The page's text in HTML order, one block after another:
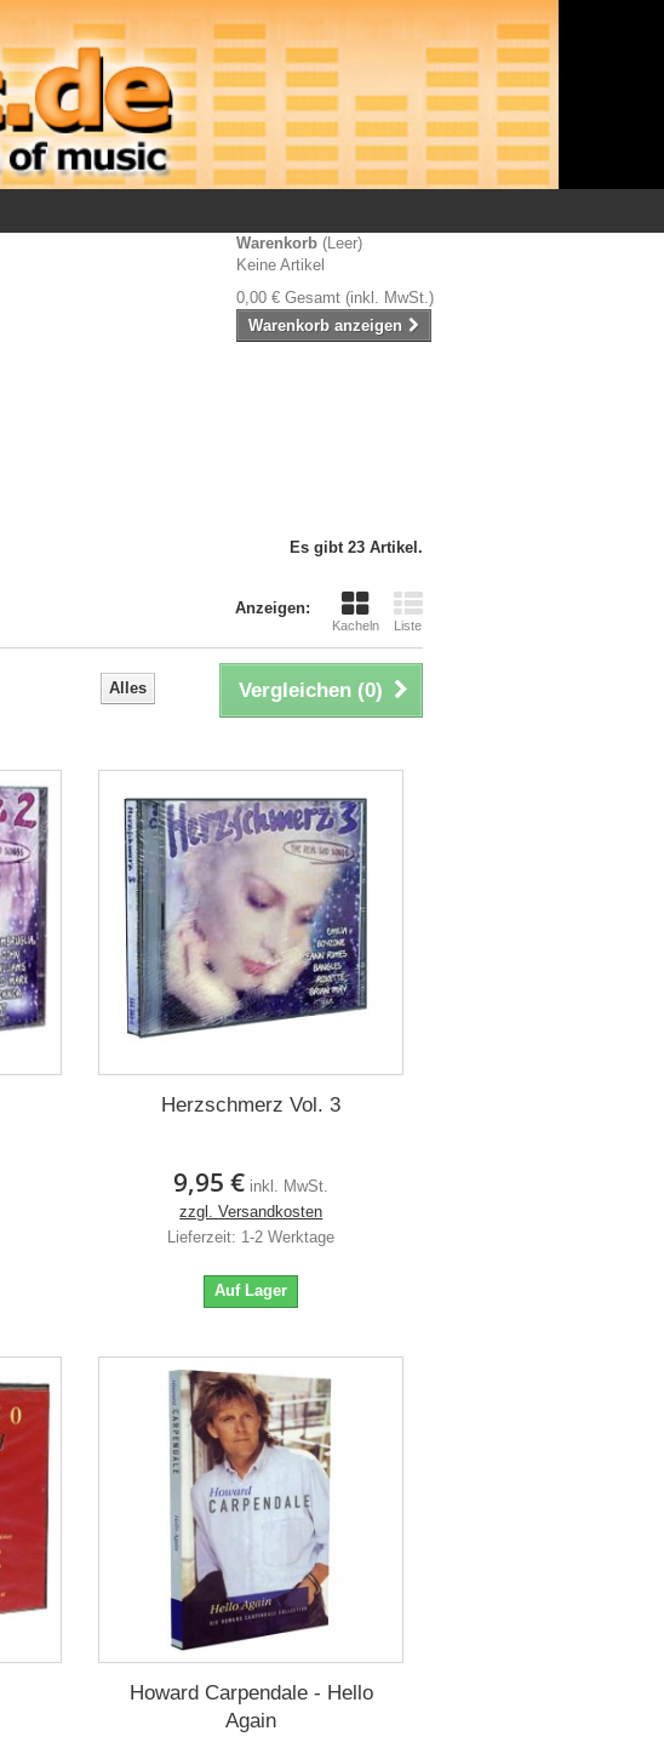
Warenkorb (Leer)
Keine Artikel
0,00 € Gesamt (inkl. MwSt.)
Warenkorb anzeigen
Es gibt 23 Artikel.
Anzeigen:
Kacheln Liste
Vergleichen (0)
Alles
Herzschmerz Vol. 3
9,95 € inkl. MwSt.
zzgl. Versandkosten
Lieferzeit: 1-2 Werktage
Auf Lager
Howard Carpendale - Hello
Again